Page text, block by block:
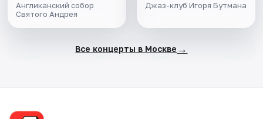
Англиканский собор
Святого Андрея
Джаз-клуб Игоря Бутмана
Все концерты в Москве →